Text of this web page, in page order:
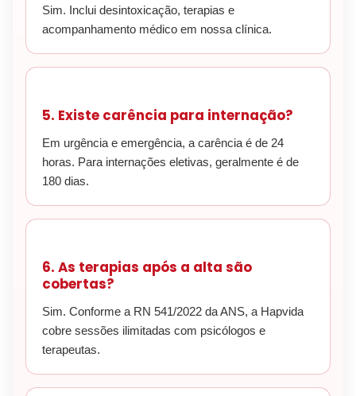
Sim. Inclui desintoxicação, terapias e
acompanhamento médico em nossa clínica.
5. Existe carência para internação?
Em urgência e emergência, a carência é de 24
horas. Para internações eletivas, geralmente é de
180 dias.
6. As terapias após a alta são
cobertas?
Sim. Conforme a RN 541/2022 da ANS, a Hapvida
cobre sessões ilimitadas com psicólogos e
terapeutas.